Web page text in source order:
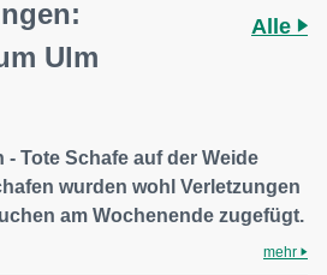
Ulm
Alle
- Tote Schafe auf der Weide
wurden wohl Verletzungen
am Wochenende zugefügt.
mehr